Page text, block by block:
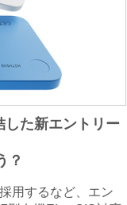
た新エントリー
？
用するなど、エン